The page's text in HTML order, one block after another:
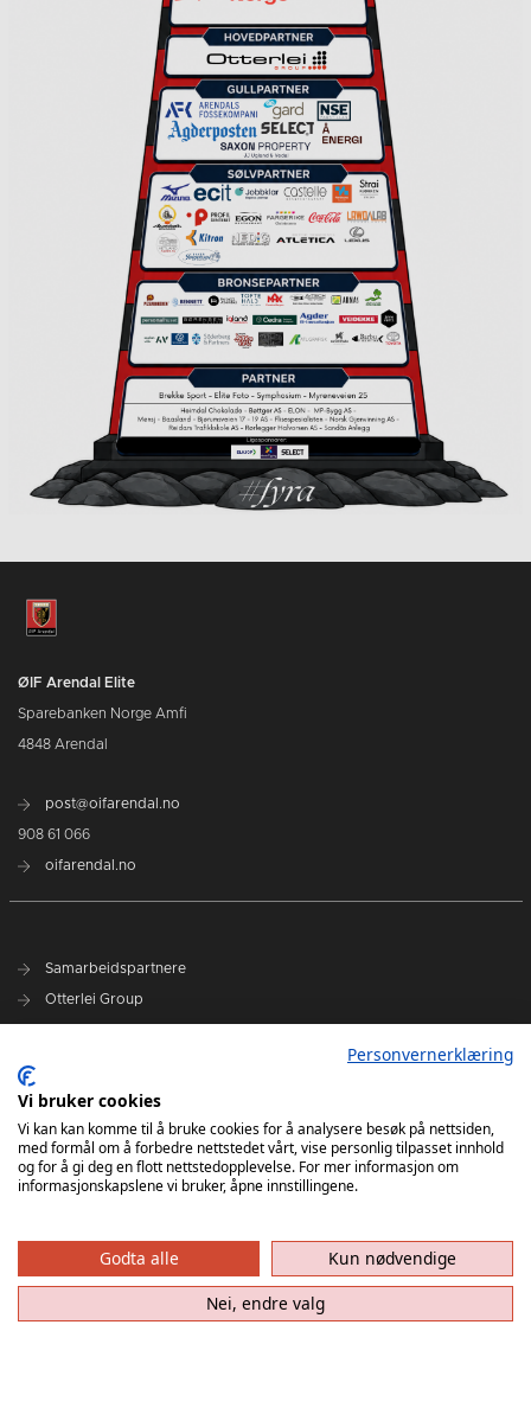
ØIF Arendal Elite
Sparebanken Norge Amfi
4848 Arendal
post@oifarendal.no
908 61 066
oifarendal.no
Samarbeidspartnere
Otterlei Group
Nyhetsarkiv
Terminliste
Spillerstall
Styret
Personvernerklæring
Vi bruker cookies
Vi kan kan komme til å bruke cookies for å analysere besøk på nettsiden,
med formål om å forbedre nettstedet vårt, vise personlig tilpasset innhold
og for å gi deg en flott nettstedopplevelse. For mer informasjon om
informasjonskapslene vi bruker, åpne innstillingene.
Godta alle
Kun nødvendige
Nei, endre valg